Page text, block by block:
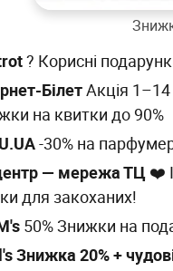
? Корисні
БілетАкція
на квитки до 90%
-30% на
— мережа ТЦ ❤️
для закоханих!
50% Знижки на
Знижка 20% +